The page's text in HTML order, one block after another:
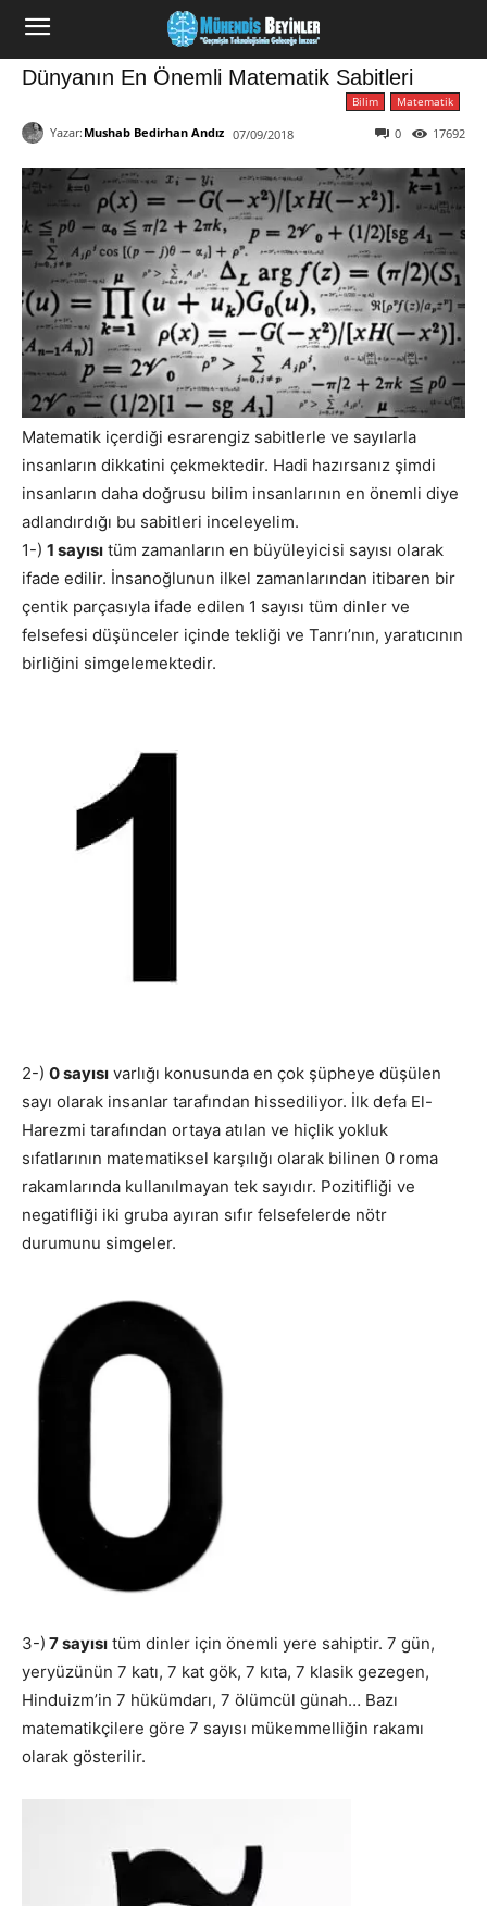
Dünyanın En Önemli Matematik Sabitleri
Bilim Matematik
Yazar: Mushab Bedirhan Andız 07/09/2018 17692
0
Matematik içerdiği esrarengiz sabitlerle ve sayılarla
insanların dikkatini çekmektedir. Hadi hazırsanız şimdi
insanların daha doğrusu bilim insanlarının en önemli diye
adlandırdığı bu sabitleri inceleyelim.
1-) 1 sayısı tüm zamanların en büyüleyicisi sayısı olarak
ifade edilir. İnsanoğlunun ilkel zamanlarından itibaren bir
çentik parçasıyla ifade edilen 1 sayısı tüm dinler ve
felsefesi düşünceler içinde tekliği ve Tanrı’nın, yaratıcının
birliğini simgelemektedir.
2-) 0 sayısı varlığı konusunda en çok şüpheye düşülen
sayı olarak insanlar tarafından hissediliyor. İlk defa El-
Harezmi tarafından ortaya atılan ve hiçlik yokluk
sıfatlarının matematiksel karşılığı olarak bilinen 0 roma
rakamlarında kullanılmayan tek sayıdır. Pozitifliği ve
negatifliği iki gruba ayıran sıfır felsefelerde nötr
durumunu simgeler.
3-) 7 sayısı tüm dinler için önemli yere sahiptir. 7 gün,
yeryüzünün 7 katı, 7 kat gök, 7 kıta, 7 klasik gezegen,
Hinduizm’in 7 hükümdarı, 7 ölümcül günah… Bazı
matematikçilere göre 7 sayısı mükemmelliğin rakamı
olarak gösterilir.